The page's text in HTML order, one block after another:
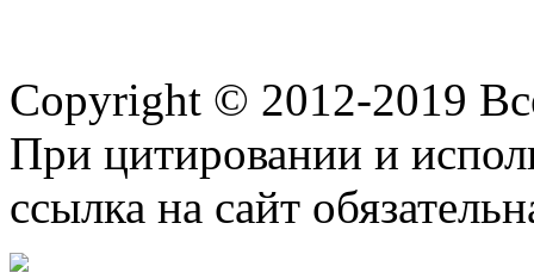
Copyright © 2012-2019
При цитировании и
ссылка на сайт